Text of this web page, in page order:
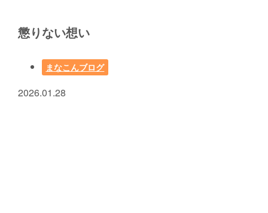
懲りない想い
まなこんブログ
2026.01.28